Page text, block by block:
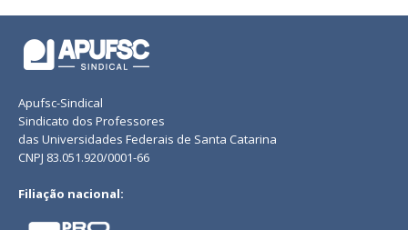
Apufsc-Sindical
Sindicato dos Professores
das Universidades Federais de Santa Catarina
CNPJ 83.051.920/0001-66
Filiação nacional: